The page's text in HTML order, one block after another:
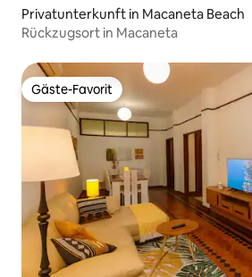
Privatunterkunft in Macaneta Beach
Rückzugsort in Macaneta
Gäste-Favorit
Gäste-Favorit